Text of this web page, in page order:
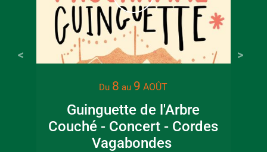
Du 8 au 9 AOÛT
Guinguette de l'Arbre
Couché - Concert - Cordes
Vagabondes